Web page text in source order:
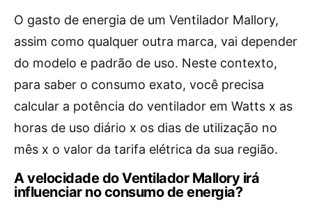
O gasto de energia de um Ventilador Mallory,
assim como qualquer outra marca, vai depender
do modelo e padrão de uso. Neste contexto,
para saber o consumo exato, você precisa
calcular a potência do ventilador em Watts x as
horas de uso diário x os dias de utilização no
mês x o valor da tarifa elétrica da sua região.
A velocidade do Ventilador Mallory irá
influenciar no consumo de energia?